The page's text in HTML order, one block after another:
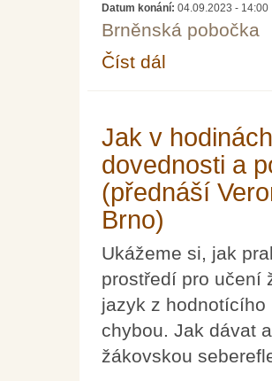
Datum konání: 04.09.2023 - 14:00
Brněnská pobočka
Číst dál
Jak v
dovednosti a
(přednáší
Brno)
Ukážeme si, jak
prostředí pro učení
jazyk z
chybou. Jak dávat
žákovskou